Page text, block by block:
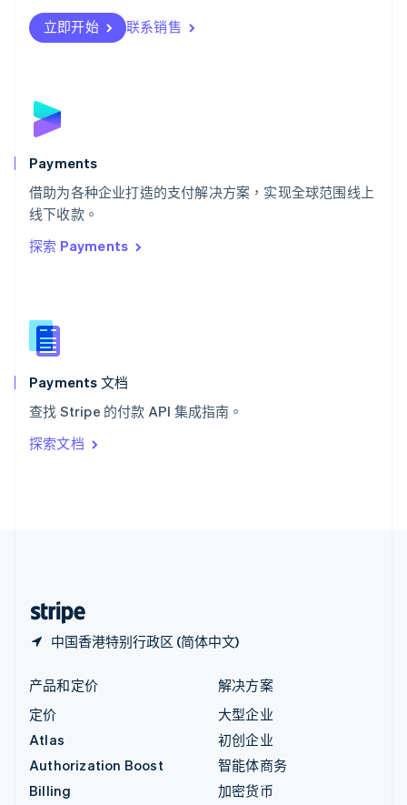
立即开始 联系销售
Payments
借助为各种企业打造的支付解决方案，实现全球范围线上
线下收款。
探索 Payments
Payments 文档
查找 Stripe 的付款 API 集成指南。
探索文档
中国香港特别行政区 (简体中文)
瑞士
DeutschFrançais
English
斯洛文尼亚
泰国
ไทยEnglish
希腊
English
西班牙
新西兰
English
匈牙利
English
ItalianoEnglish
印度
English
产品和定价
定价
Atlas
Authorization Boost
Billing
解决方案
大型企业
初创企业
智能体商务
加密货币